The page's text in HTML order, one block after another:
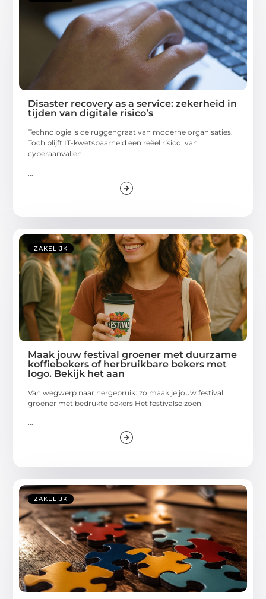
Disaster recovery as a service: zekerheid in
tijden van digitale risico’s
Technologie is de ruggengraat van moderne organisaties.
Toch blijft IT-kwetsbaarheid een reëel risico: van
cyberaanvallen
ZAKELIJK
Maak jouw festival groener met duurzame
koffiebekers of herbruikbare bekers met
logo. Bekijk het aan
Van wegwerp naar hergebruik: zo maak je jouw festival
groener met bedrukte bekers Het festivalseizoen
...
ZAKELIJK